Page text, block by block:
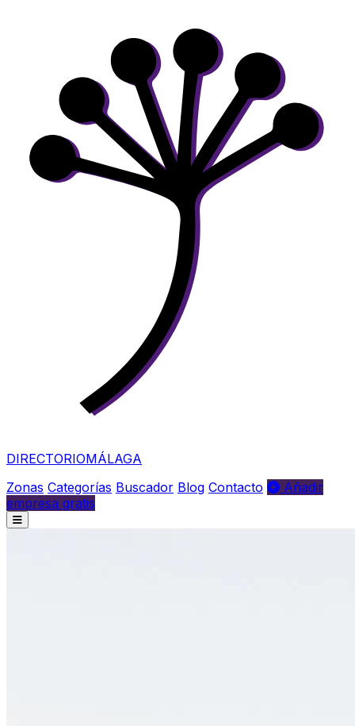
DIRECTORIOMÁLAGA
Zonas Categorías Buscador Blog Contacto
Añadir
empresa gratis